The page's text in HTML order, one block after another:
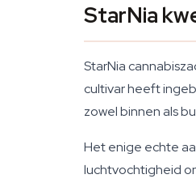
StarNia
StarNia
cultivar heeft
zowel binnen als
Het enige echte
luchtvochtigheid